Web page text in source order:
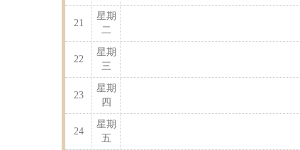
21
星期
二
22
星期
三
23
星期
四
24
星期
五